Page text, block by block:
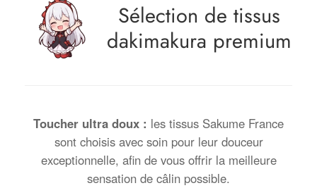
Sélection de tissus
dakimakura premium
Toucher ultra doux : les tissus Sakume France
sont choisis avec soin pour leur douceur
exceptionnelle, afin de vous offrir la meilleure
sensation de câlin possible.